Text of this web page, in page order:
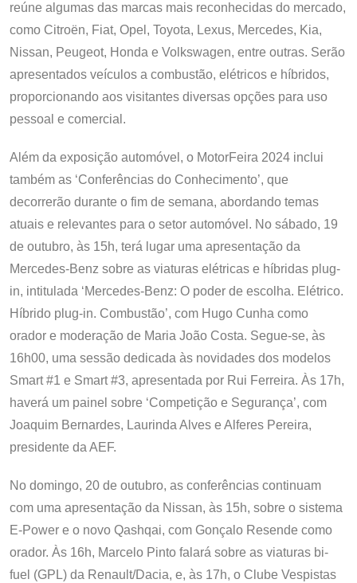
reúne algumas das marcas mais reconhecidas do mercado,
como Citroën, Fiat, Opel, Toyota, Lexus, Mercedes, Kia,
Nissan, Peugeot, Honda e Volkswagen, entre outras. Serão
apresentados veículos a combustão, elétricos e híbridos,
proporcionando aos visitantes diversas opções para uso
pessoal e comercial.
Além da exposição automóvel, o MotorFeira 2024 inclui
também as ‘Conferências do Conhecimento’, que
decorrerão durante o fim de semana, abordando temas
atuais e relevantes para o setor automóvel. No sábado, 19
de outubro, às 15h, terá lugar uma apresentação da
Mercedes-Benz sobre as viaturas elétricas e híbridas plug-
in, intitulada ‘Mercedes-Benz: O poder de escolha. Elétrico.
Híbrido plug-in. Combustão’, com Hugo Cunha como
orador e moderação de Maria João Costa. Segue-se, às
16h00, uma sessão dedicada às novidades dos modelos
Smart #1 e Smart #3, apresentada por Rui Ferreira. Às 17h,
haverá um painel sobre ‘Competição e Segurança’, com
Joaquim Bernardes, Laurinda Alves e Alferes Pereira,
presidente da AEF.
No domingo, 20 de outubro, as conferências continuam
com uma apresentação da Nissan, às 15h, sobre o sistema
E-Power e o novo Qashqai, com Gonçalo Resende como
orador. Às 16h, Marcelo Pinto falará sobre as viaturas bi-
fuel (GPL) da Renault/Dacia, e, às 17h, o Clube Vespistas